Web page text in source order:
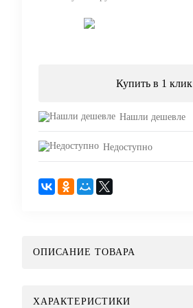
Купить в 1 клик
Нашли дешевле
Недоступно
ОПИСАНИЕ ТОВАРА
ХАРАКТЕРИСТИКИ